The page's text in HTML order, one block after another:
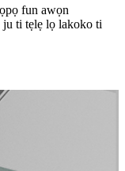
fun awọn
ju ti tẹlẹ lọ lakoko ti